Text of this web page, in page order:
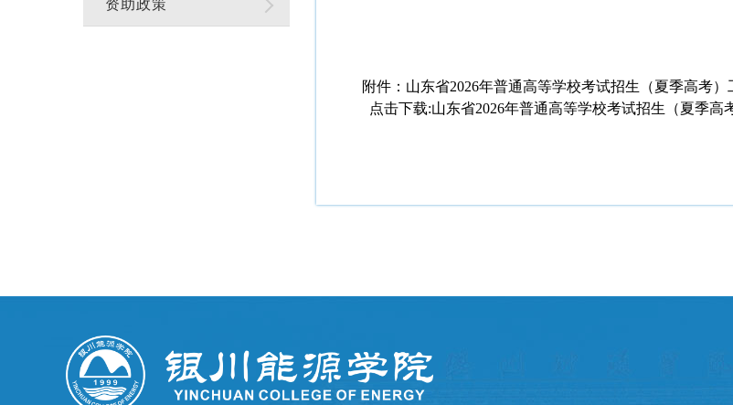
资助政策
附件：山东省2026年普通高等学校考试招生（夏季高考）
点击下载:山东省2026年普通高等学校考试招生（夏季高